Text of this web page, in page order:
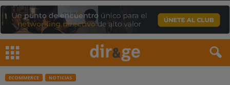
ECOMMERCE NOTICIAS